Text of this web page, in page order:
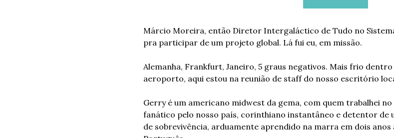
Márcio Moreira, então Diretor Intergaláctico de Tudo no
pra participar de um projeto global. Lá fui eu, em missão.
Alemanha, Frankfurt, Janeiro, 5 graus negativos. Mais frio
aeroporto, aqui estou na reunião de staff do nosso escritório
Gerry é um americano midwest da gema, com quem trabalhei
fanático pelo nosso país, corinthiano instantâneo e detentor de
de sobrevivência, arduamente aprendido na marra em dois